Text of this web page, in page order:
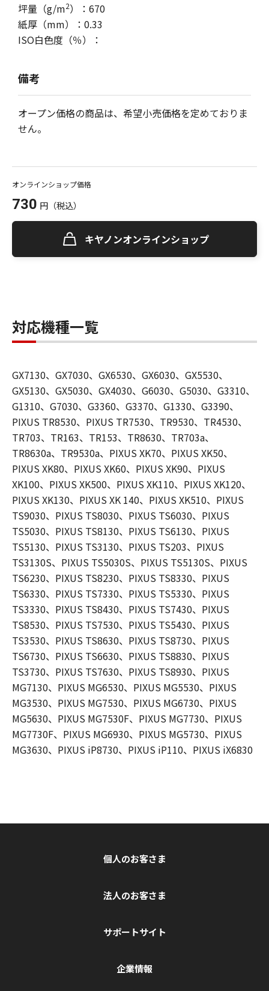
坪量（g/m2）：670
紙厚（mm）：0.33
ISO白色度（％）：
備考
オープン価格の商品は、希望小売価格を定めておりま
せん。
オンラインショップ価格
730 円 （税込）
キヤノンオンラインショップ
対応機種一覧
GX7130、GX7030、GX6530、GX6030、GX5530、
GX5130、GX5030、GX4030、G6030、G5030、G3310、
G1310、G7030、G3360、G3370、G1330、G3390、
PIXUS TR8530、PIXUS TR7530、TR9530、TR4530、
TR703、TR163、TR153、TR8630、TR703a、
TR8630a、TR9530a、PIXUS XK70、PIXUS XK50、
PIXUS XK80、PIXUS XK60、PIXUS XK90、PIXUS
XK100、PIXUS XK500、PIXUS XK110、PIXUS XK120、
PIXUS XK130、PIXUS XK 140、PIXUS XK510、PIXUS
TS9030、PIXUS TS8030、PIXUS TS6030、PIXUS
TS5030、PIXUS TS8130、PIXUS TS6130、PIXUS
TS5130、PIXUS TS3130、PIXUS TS203、PIXUS
TS3130S、PIXUS TS5030S、PIXUS TS5130S、PIXUS
TS6230、PIXUS TS8230、PIXUS TS8330、PIXUS
TS6330、PIXUS TS7330、PIXUS TS5330、PIXUS
TS3330、PIXUS TS8430、PIXUS TS7430、PIXUS
TS8530、PIXUS TS7530、PIXUS TS5430、PIXUS
TS3530、PIXUS TS8630、PIXUS TS8730、PIXUS
TS6730、PIXUS TS6630、PIXUS TS8830、PIXUS
TS3730、PIXUS TS7630、PIXUS TS8930、PIXUS
MG7130、PIXUS MG6530、PIXUS MG5530、PIXUS
MG3530、PIXUS MG7530、PIXUS MG6730、PIXUS
MG5630、PIXUS MG7530F、PIXUS MG7730、PIXUS
MG7730F、PIXUS MG6930、PIXUS MG5730、PIXUS
MG3630、PIXUS iP8730、PIXUS iP110、PIXUS iX6830
個人のお客さま
法人のお客さま
サポートサイト
企業情報